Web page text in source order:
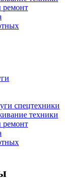
ремонт
спецтехники
техники
ремонт